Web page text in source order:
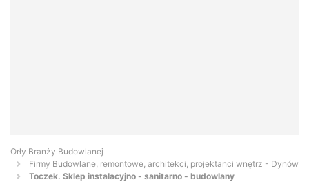
Orły Branży Budowlanej
Firmy Budowlane, remontowe, architekci, projektanci wnętrz - Dynów
Toczek. Sklep instalacyjno - sanitarno - budowlany